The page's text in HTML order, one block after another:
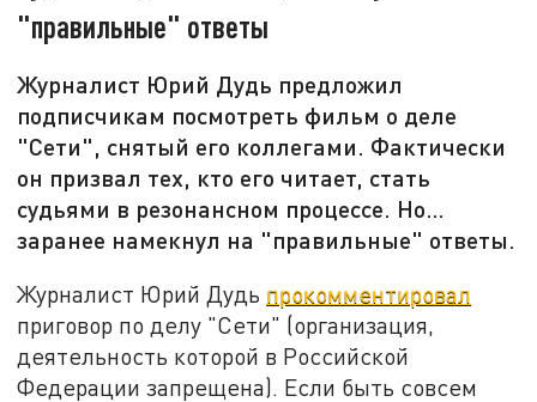
"правильные" ответы
Журналист Юрий Дудь предложил
подписчикам посмотреть фильм о деле
"Сети", снятый его коллегами. Фактически
он призвал тех, кто его читает, стать
судьями в резонансном процессе. Но…
заранее намекнул на "правильные" ответы.
Журналист Юрий Дудь прокомментировал
приговор по делу "Сети" (организация,
деятельность которой в Российской
Федерации запрещена). Если быть совсем